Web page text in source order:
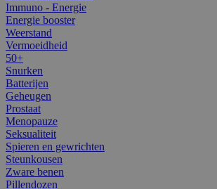
Immuno - Energie
Energie booster
Weerstand
Vermoeidheid
50+
Snurken
Batterijen
Geheugen
Prostaat
Menopauze
Seksualiteit
Spieren en gewrichten
Steunkousen
Zware benen
Pillendozen